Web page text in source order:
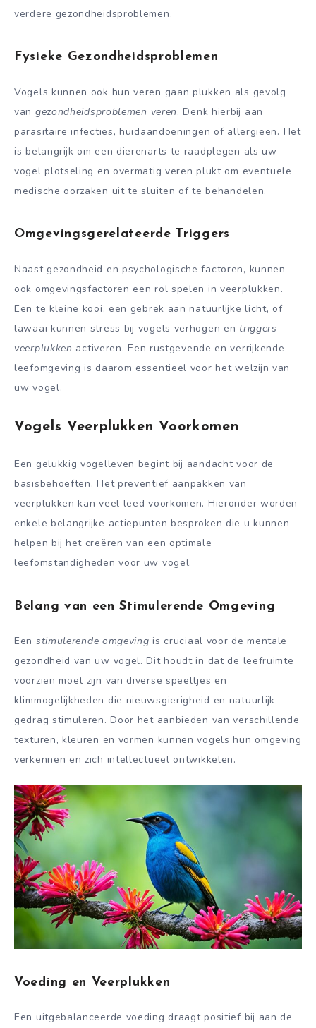
verdere gezondheidsproblemen.
Fysieke Gezondheidsproblemen
Vogels kunnen ook hun veren gaan plukken als gevolg
van gezondheidsproblemen veren. Denk hierbij aan
parasitaire infecties, huidaandoeningen of allergieën. Het
is belangrijk om een dierenarts te raadplegen als uw
vogel plotseling en overmatig veren plukt om eventuele
medische oorzaken uit te sluiten of te behandelen.
Omgevingsgerelateerde Triggers
Naast gezondheid en psychologische factoren, kunnen
ook omgevingsfactoren een rol spelen in veerplukken.
Een te kleine kooi, een gebrek aan natuurlijke licht, of
lawaai kunnen stress bij vogels verhogen entriggers
veerplukken activeren. Een rustgevende en verrijkende
leefomgeving is daarom essentieel voor het welzijn van
uw vogel.
Vogels Veerplukken Voorkomen
Een gelukkig vogelleven begint bij aandacht voor de
basisbehoeften. Het preventief aanpakken van
veerplukken kan veel leed voorkomen. Hieronder worden
enkele belangrijke actiepunten besproken die u kunnen
helpen bij het creëren van een optimale
leefomstandigheden voor uw vogel.
Belang van een Stimulerende Omgeving
Een stimulerende omgeving is cruciaal voor de mentale
gezondheid van uw vogel. Dit houdt in dat de leefruimte
voorzien moet zijn van diverse speeltjes en
klimmogelijkheden die nieuwsgierigheid en natuurlijk
gedrag stimuleren. Door het aanbieden van verschillende
texturen, kleuren en vormen kunnen vogels hun omgeving
verkennen en zich intellectueel ontwikkelen.
Voeding en Veerplukken
Een uitgebalanceerde voeding draagt positief bij aan de